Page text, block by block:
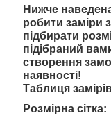
Нижче
робити заміри
підбирати
підібраний
створення
наявності!
Таблиця
Розмірна сітка: